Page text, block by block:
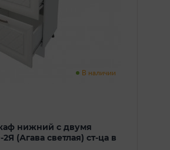
В наличии
нижний с двумя
(Агава светлая) ст-ца в